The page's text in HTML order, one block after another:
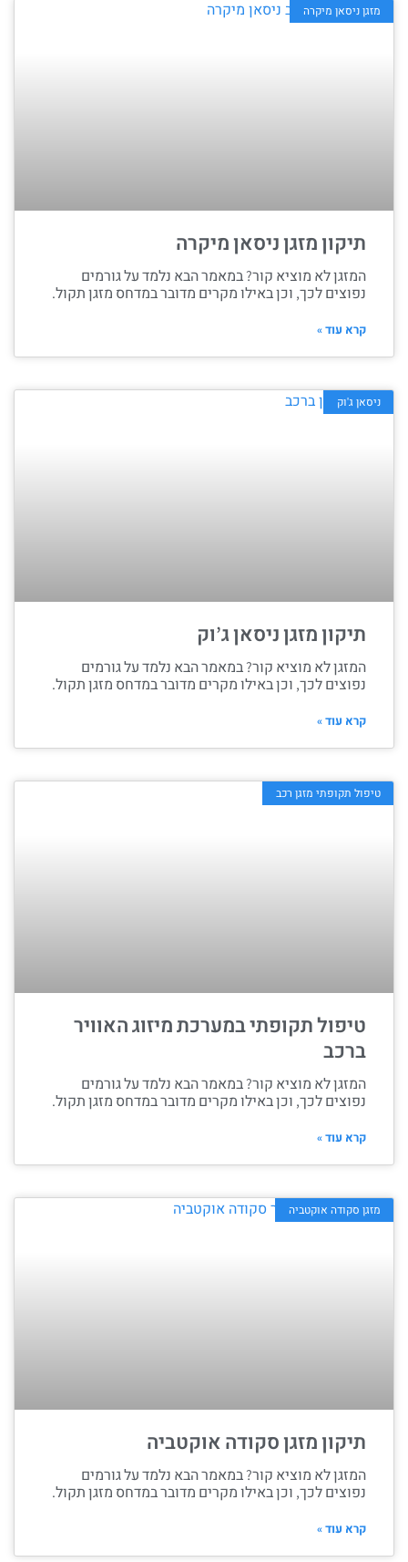
מזגן ניסאן מיקרה
תיקון מזגן ניסאן מיקרה
המזגן לא מוציא קור? במאמר הבא נלמד על גורמים
נפוצים לכך, וכן באילו מקרים מדובר במדחס מזגן תקול.
קרא עוד »
ניסאן ג'וק
תיקון מזגן ניסאן ג’וק
המזגן לא מוציא קור? במאמר הבא נלמד על גורמים
נפוצים לכך, וכן באילו מקרים מדובר במדחס מזגן תקול.
קרא עוד »
טיפול תקופתי מזגן רכב
טיפול תקופתי במערכת מיזוג האוויר
ברכב
המזגן לא מוציא קור? במאמר הבא נלמד על גורמים
נפוצים לכך, וכן באילו מקרים מדובר במדחס מזגן תקול.
קרא עוד »
מזגן סקודה אוקטביה
תיקון מזגן סקודה אוקטביה
המזגן לא מוציא קור? במאמר הבא נלמד על גורמים
נפוצים לכך, וכן באילו מקרים מדובר במדחס מזגן תקול.
קרא עוד »